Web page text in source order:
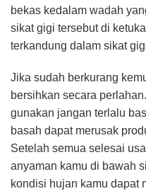
bekas kedalam wadah
sikat gigi tersebut di
terkandung dalam sikat
Jika sudah berkurang
bersihkan secara
gunakan jangan terlalu
basah dapat merusak
Setelah semua selesai
anyaman kamu di bawah
kondisi hujan kamu dapat